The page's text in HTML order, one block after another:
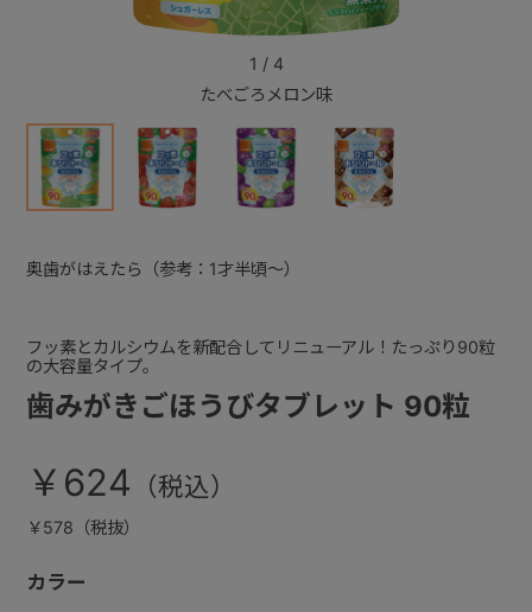
たべごろメロン味
1 / 4
歯みがきごほうびタブレット 90粒
フッ素とカルシウムを新配合してリニューアル！たっぷり90粒
の大容量タイプ。
￥624
￥578（税抜）
カラー
奥歯がはえたら（参考：1才半頃～）